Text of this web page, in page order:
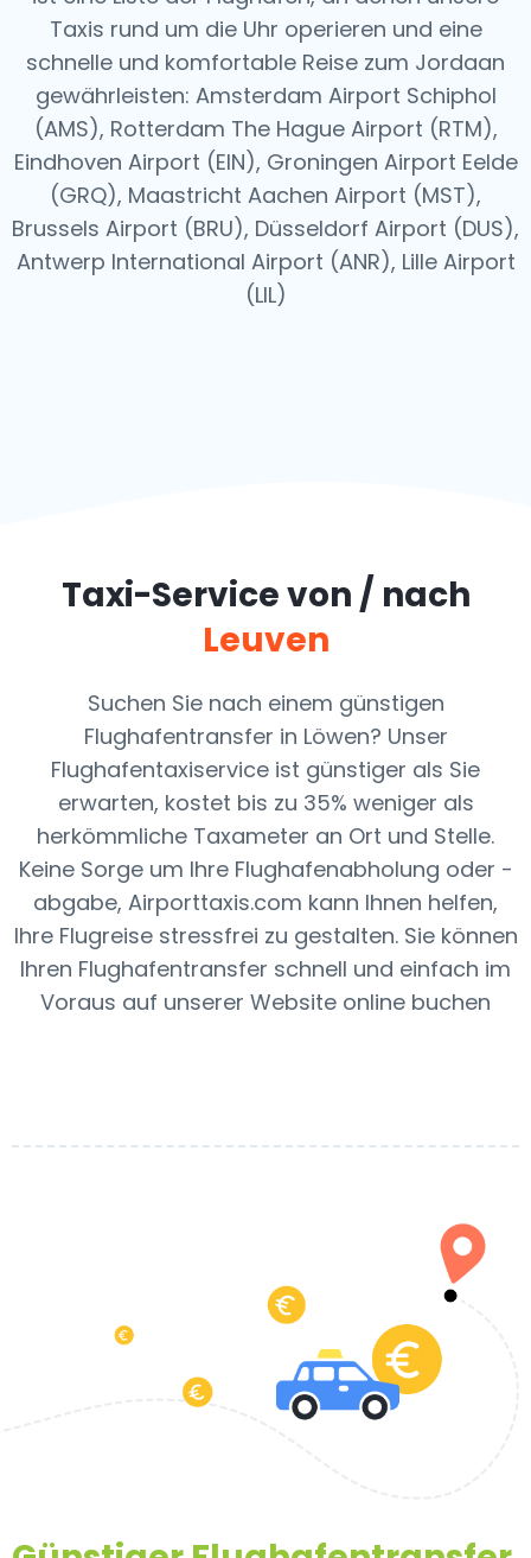
Taxis rund um die Uhr operieren und eine
schnelle und komfortable Reise zum Jordaan
gewährleisten: Amsterdam Airport Schiphol
(AMS), Rotterdam The Hague Airport (RTM),
Eindhoven Airport (EIN), Groningen Airport Eelde
(GRQ), Maastricht Aachen Airport (MST),
Brussels Airport (BRU), Düsseldorf Airport (DUS),
Antwerp International Airport (ANR), Lille Airport
(LIL)
Taxi-Service von / nach
Leuven
Suchen Sie nach einem günstigen
Flughafentransfer in Löwen? Unser
Flughafentaxiservice ist günstiger als Sie
erwarten, kostet bis zu 35% weniger als
herkömmliche Taxameter an Ort und Stelle.
Keine Sorge um Ihre Flughafenabholung oder -
abgabe, Airporttaxis.com kann Ihnen helfen,
Ihre Flugreise stressfrei zu gestalten. Sie können
Ihren Flughafentransfer schnell und einfach im
Voraus auf unserer Website online buchen